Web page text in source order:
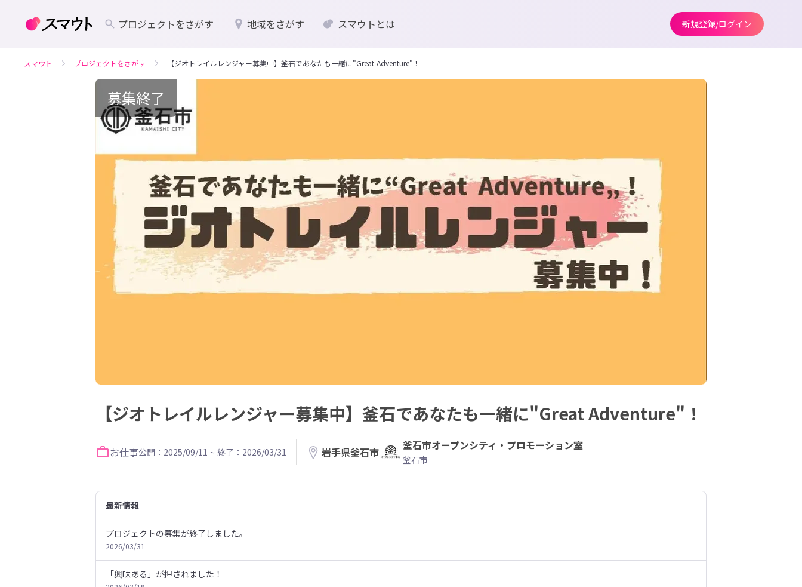
プロジェクトをさがす 地域をさがす スマウトとは 新規登録/ログイン
スマウト プロジェクトをさがす 【ジオトレイルレンジャー募集中】釜石であなたも一緒に"Great Adventure"！
募集終了
【ジオトレイルレンジャー募集中】釜石であなたも一緒に"Great Adventure"！
お仕事公開：2025/09/11 ~ 終了：2026/03/31 岩手県釜石市 釜石市オープンシティ・プロモーション室
釜石市
最新情報
プロジェクトの募集が終了しました。
2026/03/31
「興味ある」が押されました！